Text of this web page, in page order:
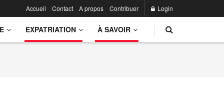
Accueil Contact A propos Contribuer Login
EXPATRIATION À SAVOIR